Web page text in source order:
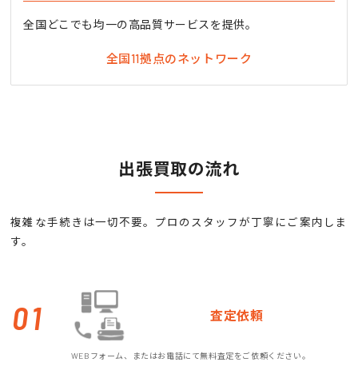
全国どこでも均一の高品質サービスを提供。
全国11拠点のネットワーク
出張買取の流れ
複雑な手続きは一切不要。プロのスタッフが丁寧にご案内しま
す。
01 査定依頼
WEBフォーム、またはお電話にて無料査定をご依頼ください。